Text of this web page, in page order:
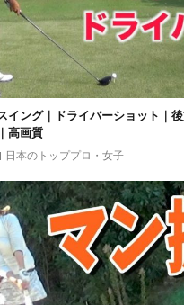
イング｜ドライバーショット｜
高画質
日本のトッププロ・女子